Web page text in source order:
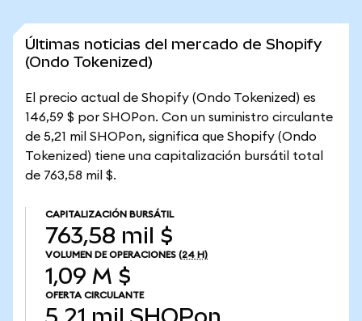
Últimas noticias del mercado de Shopify
(Ondo Tokenized)
El precio actual de Shopify (Ondo Tokenized) es
146,59 $ por SHOPon. Con un suministro circulante
de 5,21 mil SHOPon, significa que Shopify (Ondo
Tokenized) tiene una capitalización bursátil total
de 763,58 mil $.
CAPITALIZACIÓN BURSÁTIL
763,58 mil $
VOLUMEN DE OPERACIONES (24 H)
1,09 M $
OFERTA CIRCULANTE